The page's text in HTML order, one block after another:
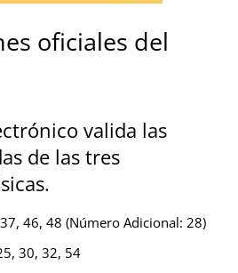
oficiales del
valida las
de las tres
46, 48 (Número Adicional: 28)
30, 32, 54